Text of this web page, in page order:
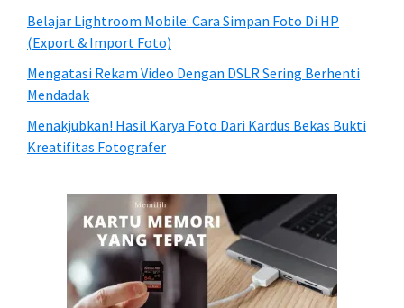
Belajar Lightroom Mobile: Cara Simpan Foto Di HP
(Export & Import Foto)
Mengatasi Rekam Video Dengan DSLR Sering Berhenti
Mendadak
Menakjubkan! Hasil Karya Foto Dari Kardus Bekas Bukti
Kreatifitas Fotografer